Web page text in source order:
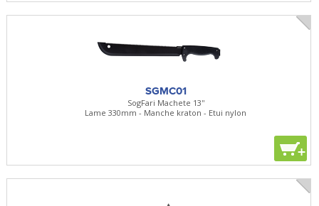
SGMC01
SogFari Machete 13''
Lame 330mm - Manche kraton - Etui nylon
+